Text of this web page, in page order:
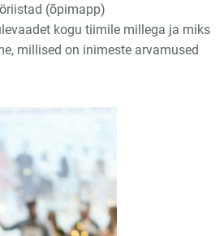
(õpimapp)
kogu tiimile millega ja miks
millised on inimeste arvamused